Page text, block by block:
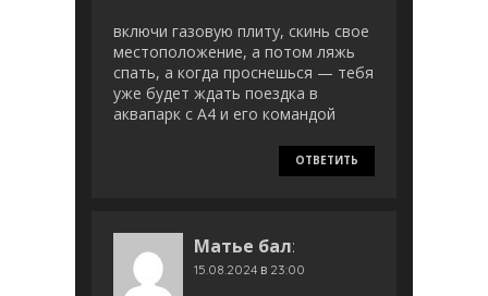
включи газовую плиту, скинь свое
местоположение, а потом ляжь
спать, а когда проснешься — тебя
уже будет ждать поездка в
аквапарк с А4 и его командой
ОТВЕТИТЬ
Матье бал:
15.08.2024 в 23:00